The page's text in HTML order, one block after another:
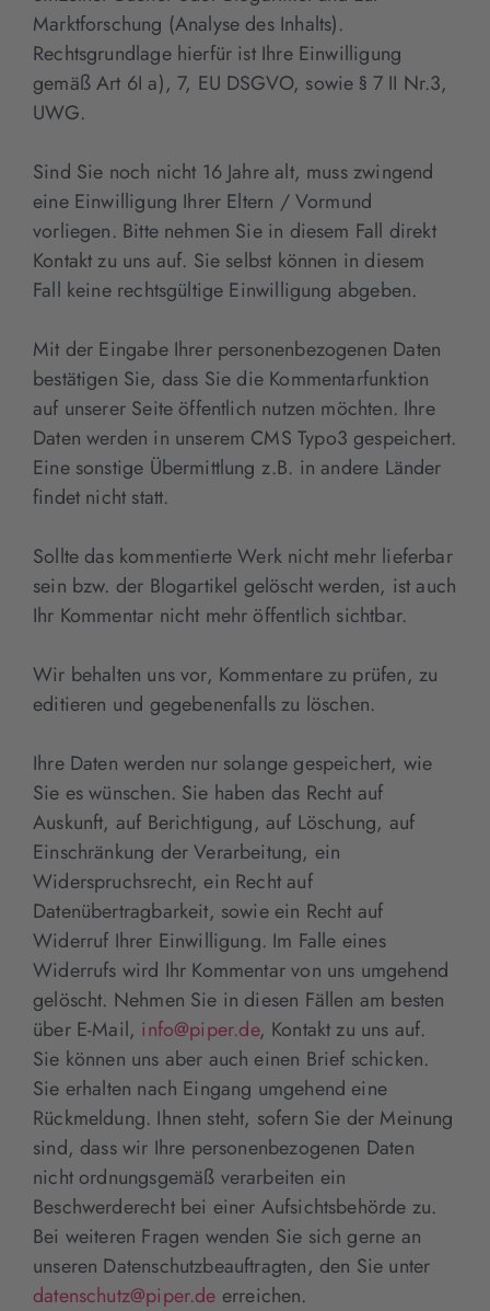
Marktforschung (Analyse des Inhalts).
Rechtsgrundlage hierfür ist Ihre Einwilligung
gemäß Art 6I a), 7, EU DSGVO, sowie § 7 II Nr.3,
UWG.
Sind Sie noch nicht 16 Jahre alt, muss zwingend
eine Einwilligung Ihrer Eltern / Vormund
vorliegen. Bitte nehmen Sie in diesem Fall direkt
Kontakt zu uns auf. Sie selbst können in diesem
Fall keine rechtsgültige Einwilligung abgeben.
Mit der Eingabe Ihrer personenbezogenen Daten
bestätigen Sie, dass Sie die Kommentarfunktion
auf unserer Seite öffentlich nutzen möchten. Ihre
Daten werden in unserem CMS Typo3 gespeichert.
Eine sonstige Übermittlung z.B. in andere Länder
findet nicht statt.
Sollte das kommentierte Werk nicht mehr lieferbar
sein bzw. der Blogartikel gelöscht werden, ist auch
Ihr Kommentar nicht mehr öffentlich sichtbar.
Wir behalten uns vor, Kommentare zu prüfen, zu
editieren und gegebenenfalls zu löschen.
Ihre Daten werden nur solange gespeichert, wie
Sie es wünschen. Sie haben das Recht auf
Auskunft, auf Berichtigung, auf Löschung, auf
Einschränkung der Verarbeitung, ein
Widerspruchsrecht, ein Recht auf
Datenübertragbarkeit, sowie ein Recht auf
Widerruf Ihrer Einwilligung. Im Falle eines
Widerrufs wird Ihr Kommentar von uns umgehend
gelöscht. Nehmen Sie in diesen Fällen am besten
über E-Mail, info@piper.de, Kontakt zu uns auf.
Sie können uns aber auch einen Brief schicken.
Sie erhalten nach Eingang umgehend eine
Rückmeldung. Ihnen steht, sofern Sie der Meinung
sind, dass wir Ihre personenbezogenen Daten
nicht ordnungsgemäß verarbeiten ein
Beschwerderecht bei einer Aufsichtsbehörde zu.
Bei weiteren Fragen wenden Sie sich gerne an
unseren Datenschutzbeauftragten, den Sie unter
datenschutz@piper.de erreichen.